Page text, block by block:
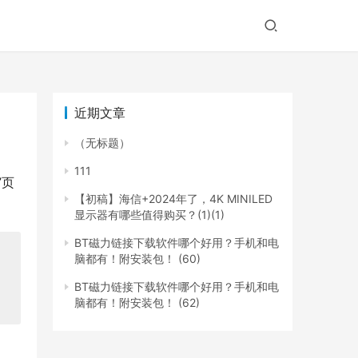
近期文章
（无标题）
111
【初稿】海信+2024年了，4K MINILED
显示器有哪些值得购买？(1)(1)
BT磁力链接下载软件哪个好用？手机和电
脑都有！附安装包！ (60)
BT磁力链接下载软件哪个好用？手机和电
脑都有！附安装包！ (62)